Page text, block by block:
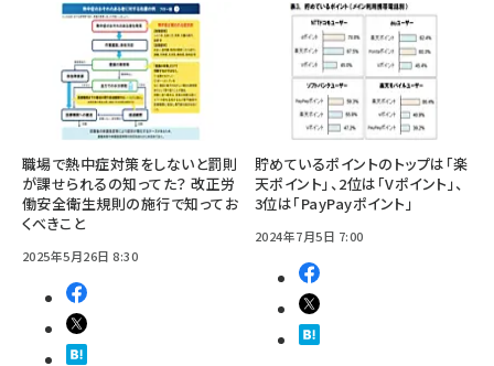
職場で熱中症対策をしないと罰則
が課せられるの知ってた？ 改正労
働安全衛生規則の施行で知ってお
くべきこと
2025年5月26日 8:30
貯めているポイントのトップは「楽
天ポイント」、2位は「Vポイント」、
3位は「PayPayポイント」
2024年7月5日 7:00